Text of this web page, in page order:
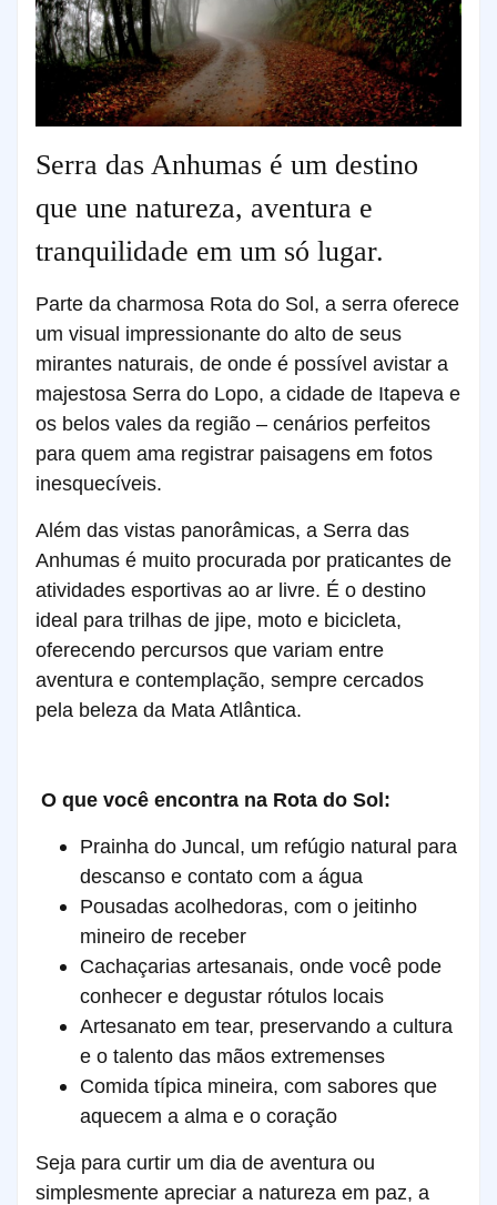
Serra das Anhumas é um destino
que une natureza, aventura e
tranquilidade em um só lugar.
Parte da charmosa Rota do Sol, a serra oferece
um visual impressionante do alto de seus
mirantes naturais, de onde é possível avistar a
majestosa Serra do Lopo, a cidade de Itapeva e
os belos vales da região – cenários perfeitos
para quem ama registrar paisagens em fotos
inesquecíveis.
Além das vistas panorâmicas, a Serra das
Anhumas é muito procurada por praticantes de
atividades esportivas ao ar livre. É o destino
ideal para trilhas de jipe, moto e bicicleta,
oferecendo percursos que variam entre
aventura e contemplação, sempre cercados
pela beleza da Mata Atlântica.
O que você encontra na Rota do Sol:
Prainha do Juncal, um refúgio natural para
descanso e contato com a água
Pousadas acolhedoras, com o jeitinho
mineiro de receber
Cachaçarias artesanais, onde você pode
conhecer e degustar rótulos locais
Artesanato em tear, preservando a cultura
e o talento das mãos extremenses
Comida típica mineira, com sabores que
aquecem a alma e o coração
Seja para curtir um dia de aventura ou
simplesmente apreciar a natureza em paz, a